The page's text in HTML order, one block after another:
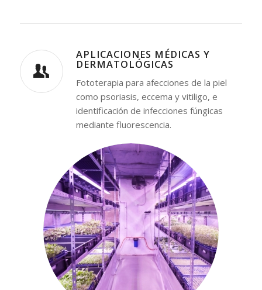
APLICACIONES MÉDICAS Y
DERMATOLÓGICAS
Fototerapia para afecciones de la piel
como psoriasis, eccema y vitiligo, e
identificación de infecciones fúngicas
mediante fluorescencia.